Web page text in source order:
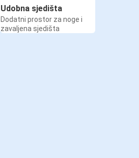
Udobna sjedišta
Dodatni prostor za noge i
zavaljena sjedišta